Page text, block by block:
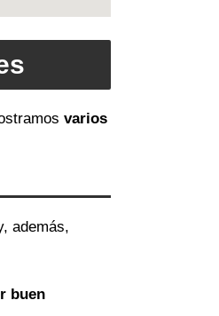
varios
además,
buen